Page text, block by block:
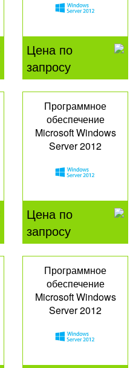
P71-07794
Цена по
запросу
Программное
обеспечение
Microsoft Windows
Server 2012
G3S-00716
Цена по
запросу
Программное
обеспечение
Microsoft Windows
Server 2012
G3S-00725